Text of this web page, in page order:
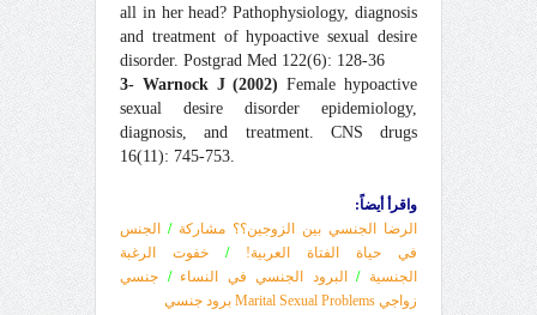
all in her head? Pathophysiology, diagnosis
and treatment of hypoactive sexual desire
disorder. Postgrad Med 122(6): 128-36
3- Warnock J (2002) Female hypoactive
sexual desire disorder epidemiology,
diagnosis, and treatment. CNS drugs
16(11): 745-753.
واقرأ أيضاً:
الرضا الجنسي بين الزوجين؟؟ مشاركة /
الجنس
في حياة الفتاة العربية!
/
خفوت الرغبة
الجنسية
/ البرود الجنسي في النساء / جنسي
زواجي Marital Sexual Problems برود جنسي